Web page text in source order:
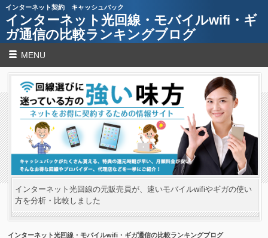
インターネット契約 キャッシュバック
インターネット光回線・モバイルwifi・ギ
ガ通信の比較ランキングブログ
MENU
インターネット光回線の元販売員が、速いモバイルwifiやギガの使い
方を分析・比較しました
インターネット光回線・モバイルwifi・ギガ通信の比較ランキングブログ